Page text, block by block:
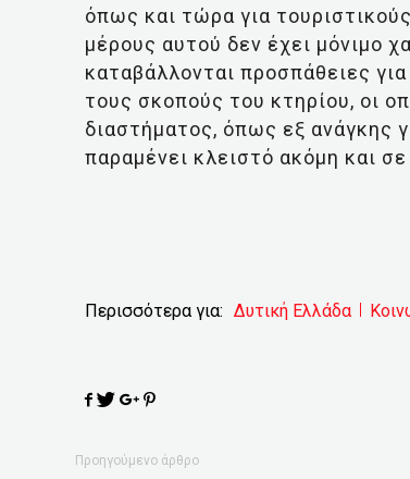
όπως και τώρα για
μέρους αυτού δεν έχει μόνιμο
καταβάλλονται προσπάθειες
τους σκοπούς του κτηρίου, οι
διαστήματος, όπως εξ ανάγκης
παραμένει κλειστό ακόμη και
Περισσότερα για: Δυτική Ελλάδα
Προηγούμενο άρθρο